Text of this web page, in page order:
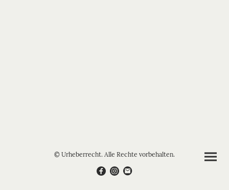
© Urheberrecht. Alle Rechte vorbehalten.